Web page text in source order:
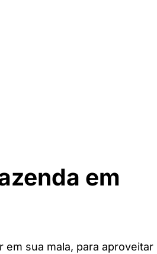
em
sua mala, para aproveitar